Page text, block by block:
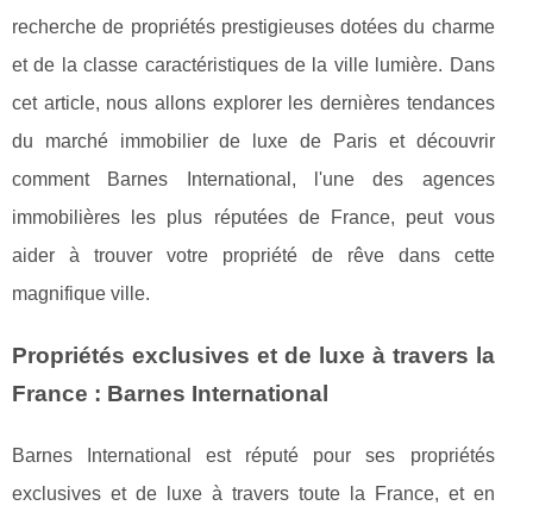
recherche de propriétés prestigieuses dotées du charme
et de la classe caractéristiques de la ville lumière. Dans
cet article, nous allons explorer les dernières tendances
du marché immobilier de luxe de Paris et découvrir
comment Barnes International, l'une des agences
immobilières les plus réputées de France, peut vous
aider à trouver votre propriété de rêve dans cette
magnifique ville.
Propriétés exclusives et de luxe à travers la
France : Barnes International
Barnes International est réputé pour ses propriétés
exclusives et de luxe à travers toute la France, et en